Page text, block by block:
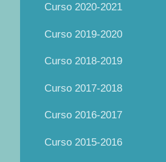
Curso 2020-2021
Curso 2019-2020
Curso 2018-2019
Curso 2017-2018
Curso 2016-2017
Curso 2015-2016